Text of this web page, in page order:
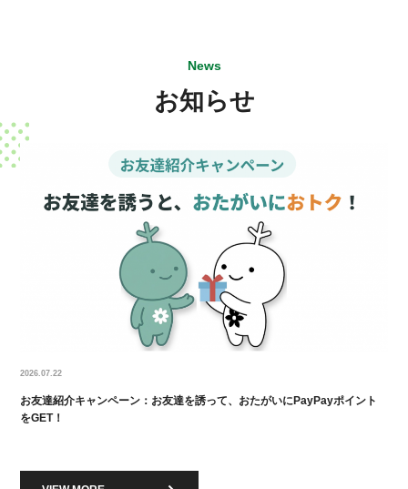
News
お知らせ
2026.07.22
お友達紹介キャンペーン：お友達を誘って、おたがいにPayPayポイント
をGET！